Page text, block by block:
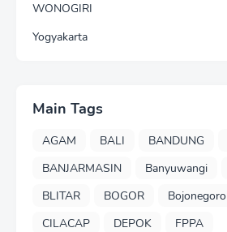
WONOGIRI
Yogyakarta
Main Tags
AGAM BALI BANDUNG
BANJARMASIN
Banyuwangi
BLITAR
BOGOR Bojonegoro
CILACAP
DEPOK
FPPA